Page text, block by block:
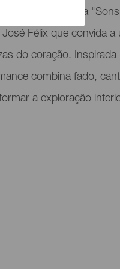
apresenta
Félix que convida a
do coração.
combina fado,
a exploração